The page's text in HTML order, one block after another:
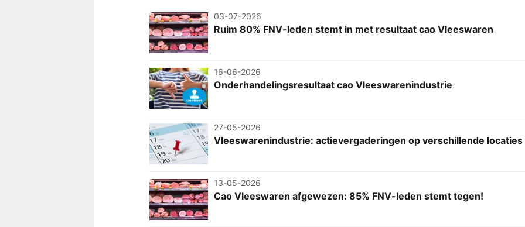
03-07-2026
Ruim 80% FNV-leden stemt in met resultaat cao Vleeswaren
16-06-2026
Onderhandelingsresultaat cao Vleeswarenindustrie
27-05-2026
Vleeswarenindustrie: actievergaderingen op verschillende locaties
13-05-2026
Cao Vleeswaren afgewezen: 85% FNV-leden stemt tegen!